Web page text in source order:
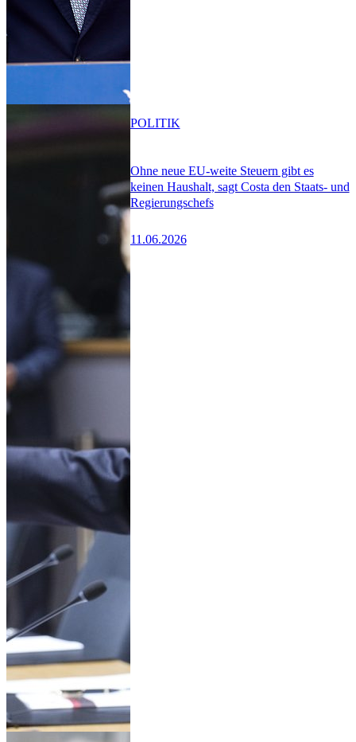
Ohne neue EU-weite Steuern gibt es
keinen Haushalt, sagt Costa den Staats- und
Regierungschefs
11.06.2026
POLITIK